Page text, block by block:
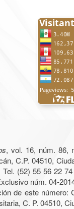
, vol. 16, núm. 86,
C.P. 04510,
(52) 55 56 22
núm. 04-
de este
C. P. 04510,